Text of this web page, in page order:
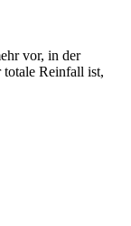
vor, in der
totale Reinfall ist,